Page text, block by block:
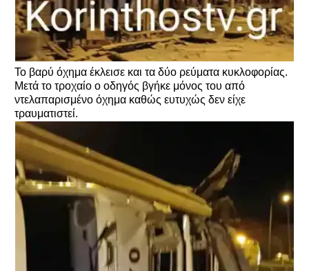
Το βαρύ όχημα έκλεισε και τα δύο ρεύματα κυκλοφορίας.
Μετά το τροχαίο ο οδηγός βγήκε μόνος του από
ντελαπαρισμένο όχημα καθώς ευτυχώς δεν είχε
τραυματιστεί.